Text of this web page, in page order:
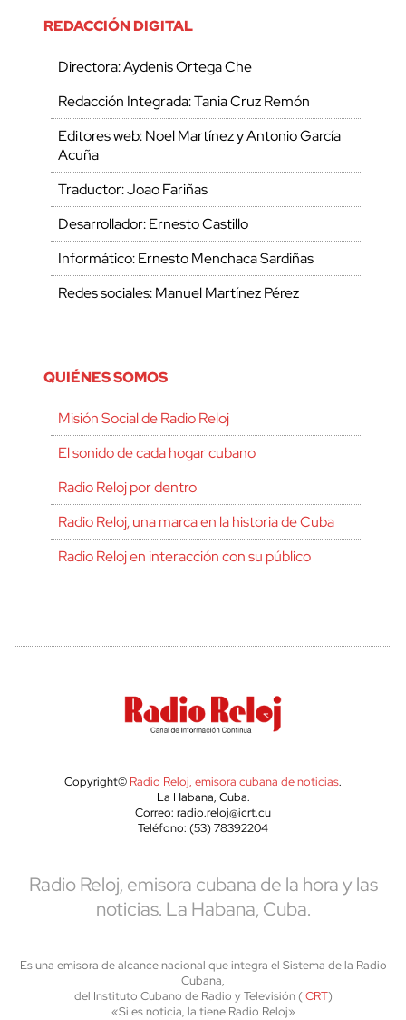
REDACCIÓN DIGITAL
Directora: Aydenis Ortega Che
Redacción Integrada: Tania Cruz Remón
Editores web: Noel Martínez y Antonio García
Acuña
Traductor: Joao Fariñas
Desarrollador: Ernesto Castillo
Informático: Ernesto Menchaca Sardiñas
Redes sociales: Manuel Martínez Pérez
QUIÉNES SOMOS
Misión Social de Radio Reloj
El sonido de cada hogar cubano
Radio Reloj por dentro
Radio Reloj, una marca en la historia de Cuba
Radio Reloj en interacción con su público
Copyright© Radio Reloj, emisora cubana de noticias.
La Habana, Cuba.
Correo: radio.reloj@icrt.cu
Teléfono: (53) 78392204
Radio Reloj, emisora cubana de la hora y las
noticias. La Habana, Cuba.
Es una emisora de alcance nacional que integra el Sistema de la Radio
Cubana,
del Instituto Cubano de Radio y Televisión (ICRT)
«Si es noticia, la tiene Radio Reloj»